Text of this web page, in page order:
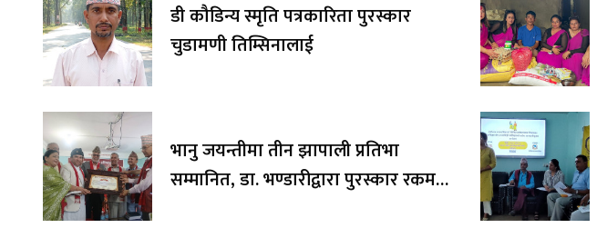
डी कौडिन्य स्मृति पत्रकारिता पुरस्कार
चुडामणी तिम्सिनालाई
भानु जयन्तीमा तीन झापाली प्रतिभा
सम्मानित, डा. भण्डारीद्वारा पुरस्कार रकम